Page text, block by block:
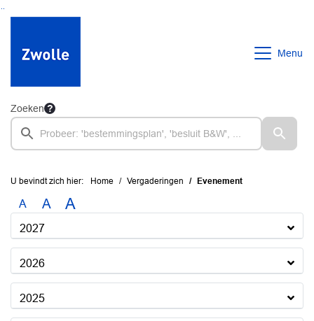
Ga naar de inhoud van deze pagina
Ga naar het zoeken
Ga naar het menu
Menu
Zoeken
U bevindt zich hier: Home Vergaderingen Evenement
A A A
2027
2026
2025